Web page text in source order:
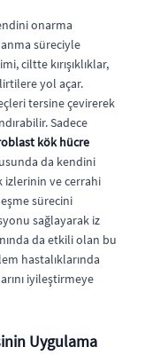
onarma
süreciyle
ciltte kırışıklıklar,
yol açar.
tersine çevirerek
Sadece
kök hücre
da kendini
izlerinin ve cerrahi
sürecini
sağlayarak iz
da etkili olan bu
hastalıklarında
iyileştirmeye
Uygulama